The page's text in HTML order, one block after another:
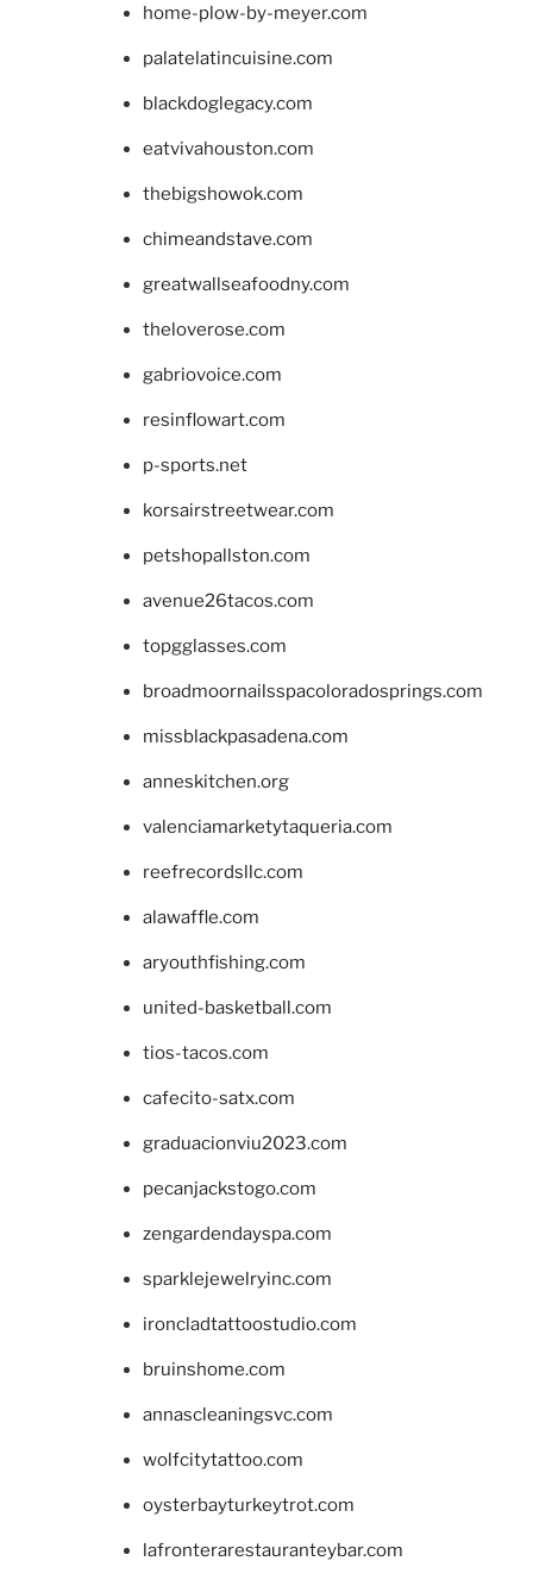
home-plow-by-meyer.com
palatelatincuisine.com
blackdoglegacy.com
eatvivahouston.com
thebigshowok.com
chimeandstave.com
greatwallseafoodny.com
theloverose.com
gabriovoice.com
resinflowart.com
p-sports.net
korsairstreetwear.com
petshopallston.com
avenue26tacos.com
topgglasses.com
broadmoornailsspacoloradosprings.com
missblackpasadena.com
anneskitchen.org
valenciamarketytaqueria.com
reefrecordsllc.com
alawaffle.com
aryouthfishing.com
united-basketball.com
tios-tacos.com
cafecito-satx.com
graduacionviu2023.com
pecanjackstogo.com
zengardendayspa.com
sparklejewelryinc.com
ironcladtattoostudio.com
bruinshome.com
annascleaningsvc.com
wolfcitytattoo.com
oysterbayturkeytrot.com
lafronterarestauranteybar.com